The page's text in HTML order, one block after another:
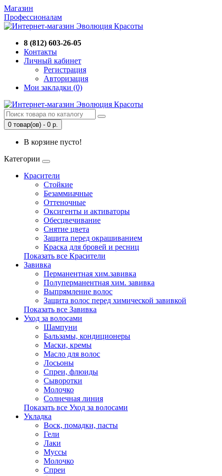
Магазин
Профессионалам
8 (812) 603-26-05
Контакты
Личный кабинет
Регистрация
Авторизация
Мои закладки (0)
0 товар(ов) - 0 р.
В корзине пусто!
Категории
Красители
Стойкие
Безаммиачные
Оттеночные
Оксигенты и активаторы
Обесцвечивание
Снятие цвета
Защита перед окрашиванием
Краска для бровей и ресниц
Показать все Красители
Завивка
Перманентная хим.завивка
Полуперманентная хим. завивка
Выпрямление волос
Защита волос перед химической завивкой
Показать все Завивка
Уход за волосами
Шампуни
Бальзамы, кондиционеры
Маски, кремы
Масло для волос
Лосьоны
Спреи, флюиды
Сыворотки
Молочко
Солнечная линия
Показать все Уход за волосами
Укладка
Воск, помадки, пасты
Гели
Лаки
Муссы
Молочко
Спреи